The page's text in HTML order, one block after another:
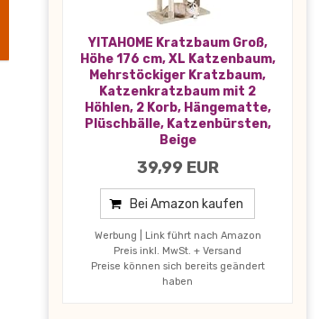
YITAHOME Kratzbaum Groß,
Höhe 176 cm, XL Katzenbaum,
Mehrstöckiger Kratzbaum,
Katzenkratzbaum mit 2
Höhlen, 2 Korb, Hängematte,
Plüschbälle, Katzenbürsten,
Beige
39,99 EUR
Bei Amazon kaufen
Werbung | Link führt nach Amazon
Preis inkl. MwSt. + Versand
Preise können sich bereits geändert
haben